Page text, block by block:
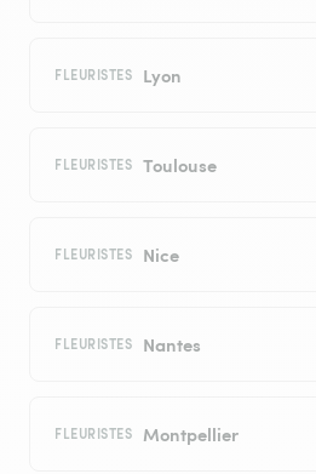
FLEURISTES Lyon
FLEURISTES Toulouse
FLEURISTES Nice
FLEURISTES Nantes
FLEURISTES Montpellier